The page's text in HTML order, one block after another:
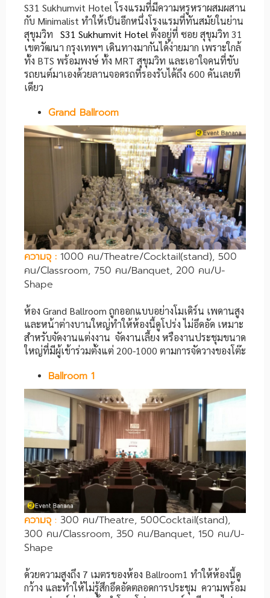
S31 Sukhumvit Hotel โรงแรมที่มีความหรูหราผสมผสาน
กับ Minimalist ทำให้เป็นอีกหนึ่งโรงแรมที่ทันสมัยในย่าน
สุขุมวิท S31 Sukhumvit Hotel ตั้งอยู่ที่ ซอย สุขุมวิท 31
เขตวัฒนา กรุงเทพฯ เดินทางมากันได้ง่ายมาก เพราะใกล้
ทั้ง BTS พร้อมพงษ์ ทั้ง MRT สุขุมวิท และเอาใจคนที่ขับ
รถยนต์มาเองด้วยลานจอดรถที่รองรับได้ถึง 600 คันเลยที
เดียว
Grand Ballroom
​ความจุ : 1000 คน/Theatre/Cocktail(stand), 500
คน/Classroom, 750 คน/Banquet, 200 คน/U-
Shape
ห้อง Grand Ballroom ถูกออกแบบอย่างโมเดิร์น เพดานสูง
และหน้าต่างบานใหญ่ทำให้ห้องนี้ดูโปร่ง ไม่อึดอัด เหมาะ
สำหรับจัดงานแต่งงาน จัดงานเลี้ยง หรืองานประชุมขนาด
ใหญ่ที่มีผู้เข้าร่วมตั้งแต่ 200-1000 ตามการจัดวางของโต๊ะ
Ballroom 1
ความจุ : 300 คน/Theatre, 500Cocktail(stand),
300 คน/Classroom, 350 คน/Banquet, 150 คน/U-
Shape
ด้วยความสูงถึง 7 เมตรของห้อง Ballroom1 ทำให้ห้องนี้ดู
กว้าง และทำให้ไม่รู้สึกอึดอัดตลอดการประชุม ความพร้อม